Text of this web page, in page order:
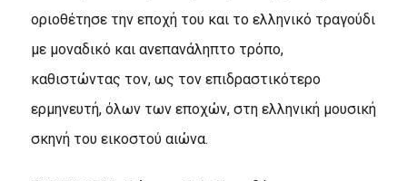
οριοθέτησε την εποχή του και το ελληνικό τραγούδι
με μοναδικό και ανεπανάληπτο τρόπο,
καθιστώντας τον, ως τον επιδραστικότερο
ερμηνευτή, όλων των εποχών, στη ελληνική μουσική
σκηνή του εικοστού αιώνα.